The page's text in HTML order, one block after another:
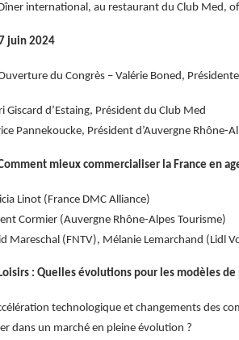
international, au restaurant du Club Med,
juin 2024
du Congrès – Valérie Boned,
Giscard d’Estaing, Président du Club Med
Pannekoucke, Président d’Auvergne Rhône-
mieux commercialiser la France en
Linot (France DMC Alliance)
Cormier (Auvergne Rhône-Alpes Tourisme)
Mareschal (FNTV), Mélanie Lemarchand (Lidl
: Quelles évolutions pour les modèles
technologique et changements des
dans un marché en pleine évolution ?